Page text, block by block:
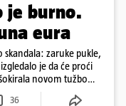
je burno.
eura
skandala: zaruke pukle,
je da će proći
novom tužbom
36